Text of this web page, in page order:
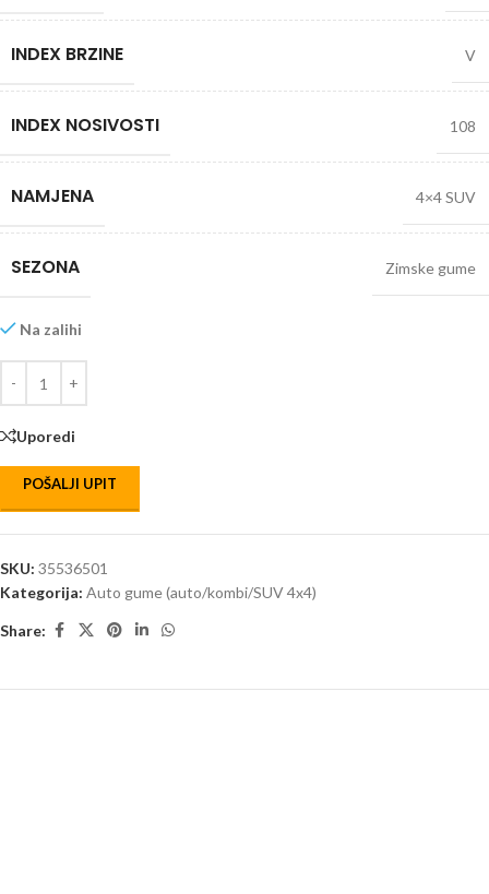
INDEX BRZINE V
INDEX NOSIVOSTI 108
NAMJENA 4×4 SUV
SEZONA Zimske gume
Na zalihi
Uporedi
POŠALJI UPIT
SKU: 35536501
Kategorija: Auto gume (auto/kombi/SUV 4x4)
Share: